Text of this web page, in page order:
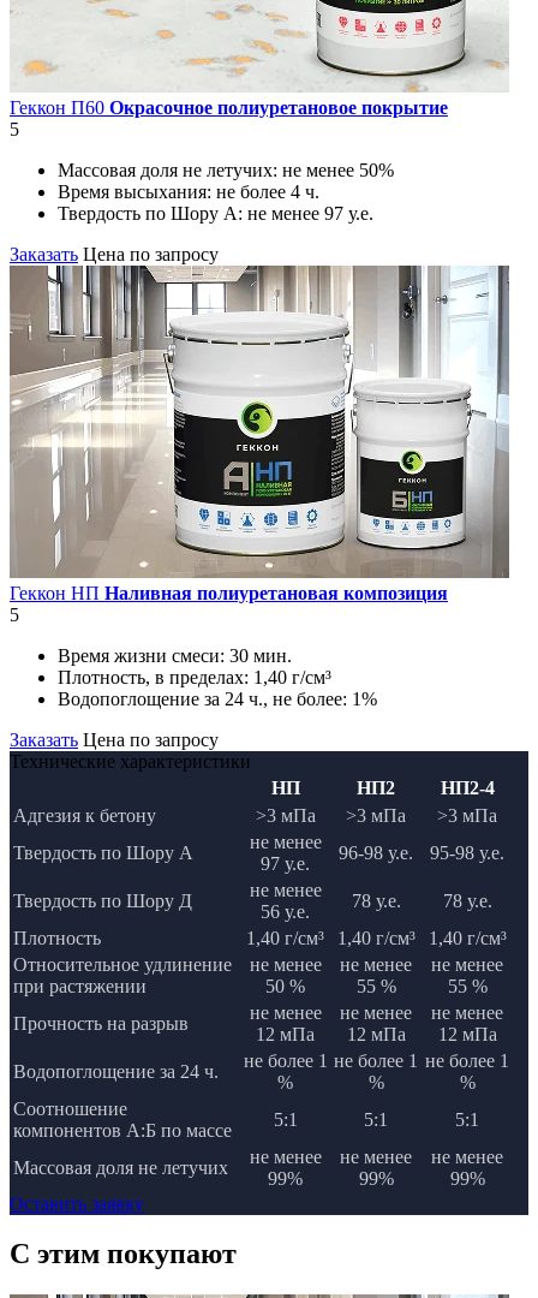
Геккон П60 Окрасочное полиуретановое покрытие
5
Массовая доля не летучих: не менее 50%
Время высыхания: не более 4 ч.
Твердость по Шору А: не менее 97 у.е.
Заказать Цена по запросу
Геккон НП Наливная полиуретановая композиция
5
Время жизни смеси: 30 мин.
Плотность, в пределах: 1,40 г/см³
Водопоглощение за 24 ч., не более: 1%
Заказать Цена по запросу
Технические характеристики
НП
НП2
НП2-4
Адгезия к бетону
>3 мПа >3 мПа
>3 мПа
Твердость по Шору А
не менее
97 у.е.
96-98 у.е. 95-98 у.е.
Твердость по Шору Д
не менее
56 у.е.
78 у.е.
78 у.е.
Плотность
1,40 г/см³ 1,40 г/см³
1,40 г/см³
Относительное удлинение
при растяжении
не менее
50 %
не менее
55 %
не менее
55 %
Прочность на разрыв
не менее
12 мПа
не менее
12 мПа
не менее
12 мПа
Водопоглощение за 24 ч.
не более 1
%
не более 1
%
не более 1
%
Соотношение
компонентов А:Б по массе
5:1 5:1 5:1
Массовая доля не летучих
не менее
99%
не менее
99%
не менее
99%
Оставить заявку
C этим покупают